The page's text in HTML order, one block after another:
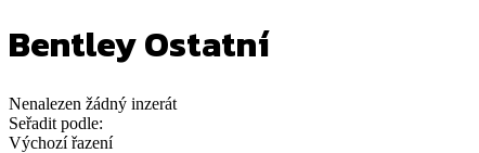
Bentley Ostatní
Nenalezen žádný inzerát
Seřadit podle:
Výchozí řazení